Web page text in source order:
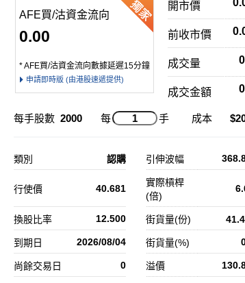
AFE買/沽資金流向
0.00
* AFE買/沽資金流向數據延遲15分鐘
申請即時版 (由港股速遞提供)
開市價
前收市價
成交量
成交金額
每手股數 2000 每 手 成本
類別 認購 引伸波幅
行使價 40.681
實際槓桿
(倍)
換股比率 12.500 街貨量(份)
到期日 2026/08/04 街貨量(%)
尚餘交易日 0 溢價